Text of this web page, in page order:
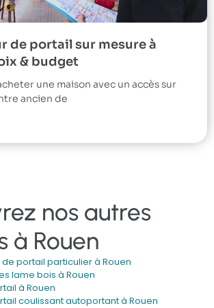
de portail sur mesure à
& budget
une maison avec un accès sur
ancien de
nos autres
à Rouen
de portail particulier à Rouen
lame bois à Rouen
à Rouen
coulissant autoportant à Rouen